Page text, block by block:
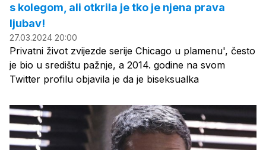
s kolegom, ali otkrila je tko je njena prava
ljubav!
27.03.2024 20:00
Privatni život zvijezde serije Chicago u plamenu', često
je bio u središtu pažnje, a 2014. godine na svom
Twitter profilu objavila je da je biseksualka